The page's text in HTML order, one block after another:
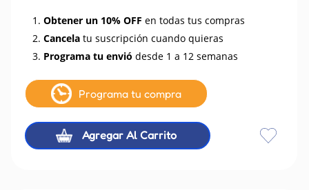
1. Obtener un 10% OFF en todas tus compras
2. Cancela tu suscripción cuando quieras
3. Programa tu envió desde 1 a 12 semanas
Programa tu compra
Agregar Al Carrito